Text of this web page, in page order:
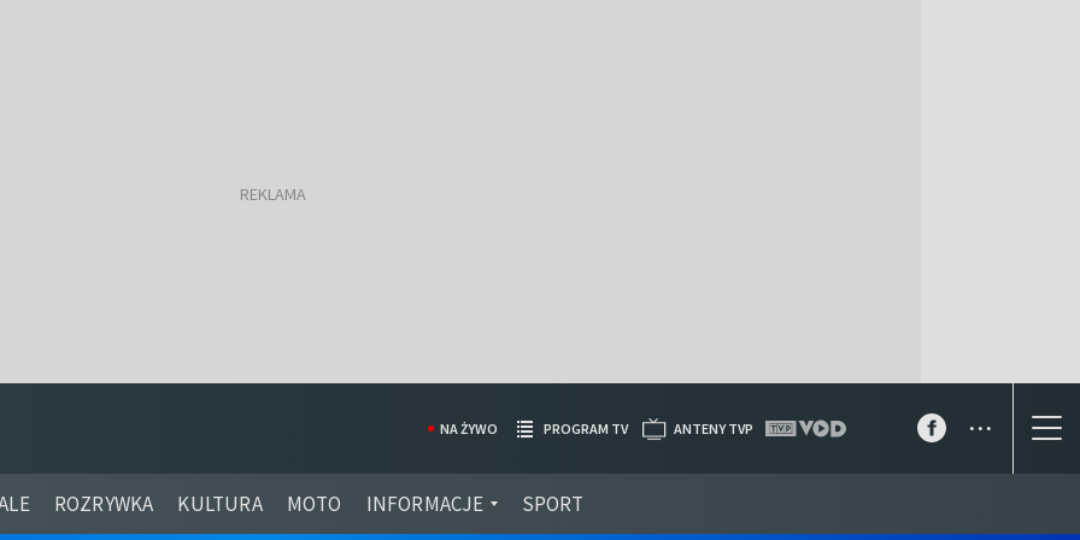
ROZRYWKA KULTURA MOTO INFORMACJE SPORT
NA ŻYWO PROGRAM TV ANTENY TVP ...